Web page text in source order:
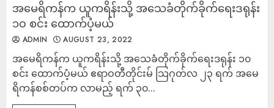
အမေရိကန်က ယူကရိန်းသို့ အသေခံတိုက်ခိုက်ရေးဒရုန်း
၁၀ စင်း ထောက်ပံ့မယ်
ADMIN AUGUST 23, 2022
အမေရိကန်က ယူကရိန်းသို့ အသေခံတိုက်ခိုက်ရေးဒရုန်း ၁၀
စင်း ထောက်ပံ့မယ် ဧရာဝတီတိုင်းမ် သြဂုတ်လ ၂၃ ရက် အမေ
ရိကန်စစ်တပ်က လာမည့် ရက် ၃၀...